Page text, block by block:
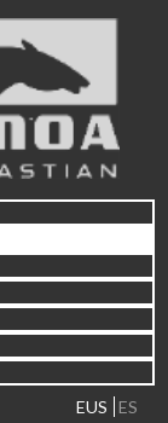
EUS ES